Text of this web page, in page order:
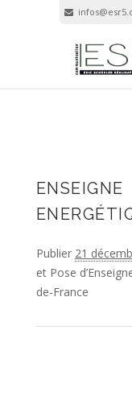
Publier 21
et Pose
de-France